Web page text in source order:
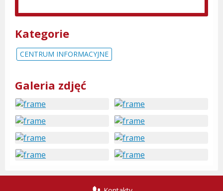
Kategorie
CENTRUM INFORMACYJNE
Galeria zdjęć